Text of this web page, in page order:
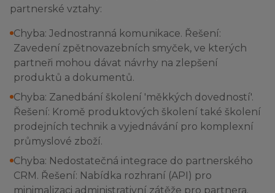
partnerské vztahy:
Chyba: Jednostranná komunikace. Řešení:
Zavedení zpětnovazebních smyček, ve kterých
partneři mohou dávat návrhy na zlepšení
produktů a dokumentů.
Chyba: Zanedbání školení 'měkkých dovedností'.
Řešení: Kromě produktových školení také školení
prodejních technik a vyjednávání pro komplexní
průmyslové zboží.
Chyba: Nedostatečná integrace do partnerského
CRM. Řešení: Nabídka rozhraní (API) pro
minimalizaci administrativní zátěže pro partnera.